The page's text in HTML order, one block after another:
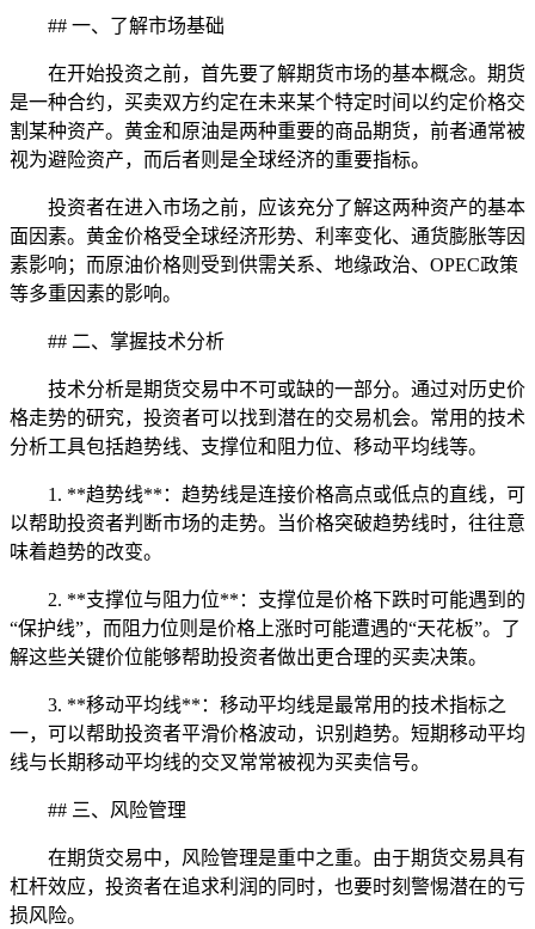
## 一、了解市场基础
在开始投资之前，首先要了解期货市场的基本概念。期货
是一种合约，买卖双方约定在未来某个特定时间以约定价格交
割某种资产。黄金和原油是两种重要的商品期货，前者通常被
视为避险资产，而后者则是全球经济的重要指标。
投资者在进入市场之前，应该充分了解这两种资产的基本
面因素。黄金价格受全球经济形势、利率变化、通货膨胀等因
素影响；而原油价格则受到供需关系、地缘政治、OPEC政策
等多重因素的影响。
## 二、掌握技术分析
技术分析是期货交易中不可或缺的一部分。通过对历史价
格走势的研究，投资者可以找到潜在的交易机会。常用的技术
分析工具包括趋势线、支撑位和阻力位、移动平均线等。
1. **趋势线**：趋势线是连接价格高点或低点的直线，可
以帮助投资者判断市场的走势。当价格突破趋势线时，往往意
味着趋势的改变。
2. **支撑位与阻力位**：支撑位是价格下跌时可能遇到的
“保护线”，而阻力位则是价格上涨时可能遭遇的“天花板”。了
解这些关键价位能够帮助投资者做出更合理的买卖决策。
3. **移动平均线**：移动平均线是最常用的技术指标之
一，可以帮助投资者平滑价格波动，识别趋势。短期移动平均
线与长期移动平均线的交叉常常被视为买卖信号。
## 三、风险管理
在期货交易中，风险管理是重中之重。由于期货交易具有
杠杆效应，投资者在追求利润的同时，也要时刻警惕潜在的亏
损风险。